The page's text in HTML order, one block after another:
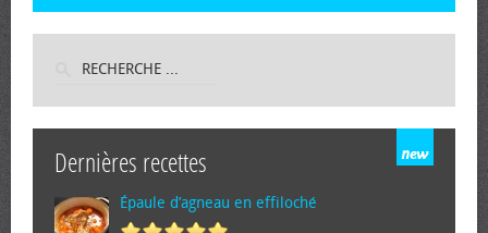
Dernières recettes
Épaule d’agneau en effiloché